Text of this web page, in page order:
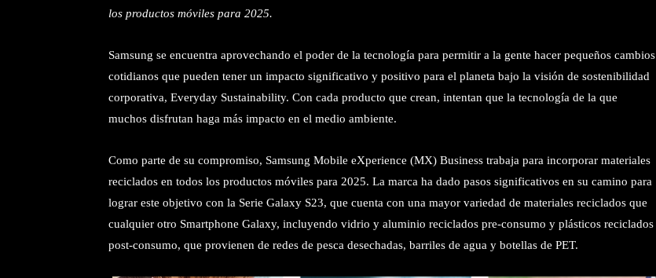
los productos móviles para 2025.
Samsung se encuentra aprovechando el poder de la tecnología para permitir a la gente hacer pequeños cambios
cotidianos que pueden tener un impacto significativo y positivo para el planeta bajo la visión de sostenibilidad
corporativa, Everyday Sustainability. Con cada producto que crean, intentan que la tecnología de la que
muchos disfrutan haga más impacto en el medio ambiente.
Como parte de su compromiso, Samsung Mobile eXperience (MX) Business trabaja para incorporar materiales
reciclados en todos los productos móviles para 2025. La marca ha dado pasos significativos en su camino para
lograr este objetivo con la Serie Galaxy S23, que cuenta con una mayor variedad de materiales reciclados que
cualquier otro Smartphone Galaxy, incluyendo vidrio y aluminio reciclados pre-consumo y plásticos reciclados
post-consumo, que provienen de redes de pesca desechadas, barriles de agua y botellas de PET.